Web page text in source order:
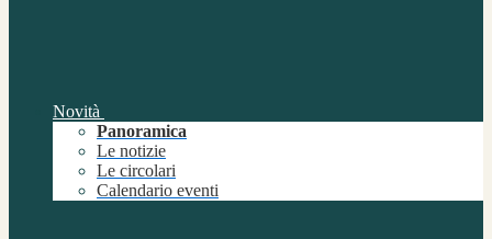
Novità
Panoramica
Le notizie
Le circolari
Calendario eventi